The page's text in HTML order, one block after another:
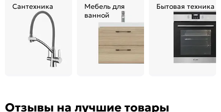
Сантехника
Мебель для
ванной
Бытовая техника
Отзывы на лучшие товары